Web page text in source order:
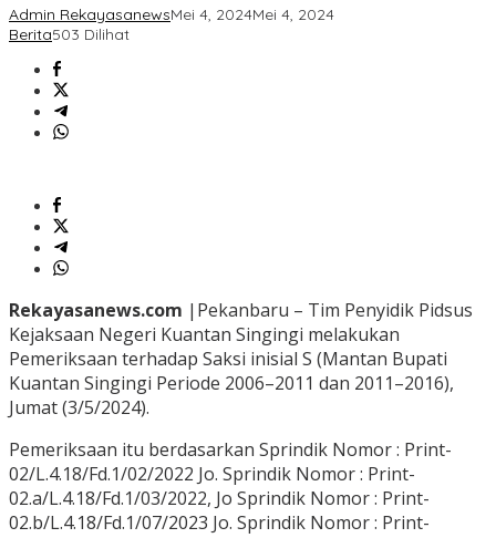
Admin RekayasanewsMei 4, 2024Mei 4, 2024
Berita503 Dilihat
Rekayasanews.com |Pekanbaru – Tim Penyidik Pidsus
Kejaksaan Negeri Kuantan Singingi melakukan
Pemeriksaan terhadap Saksi inisial S (Mantan Bupati
Kuantan Singingi Periode 2006–2011 dan 2011–2016),
Jumat (3/5/2024).
Pemeriksaan itu berdasarkan Sprindik Nomor : Print-
02/L.4.18/Fd.1/02/2022 Jo. Sprindik Nomor : Print-
02.a/L.4.18/Fd.1/03/2022, Jo Sprindik Nomor : Print-
02.b/L.4.18/Fd.1/07/2023 Jo. Sprindik Nomor : Print-